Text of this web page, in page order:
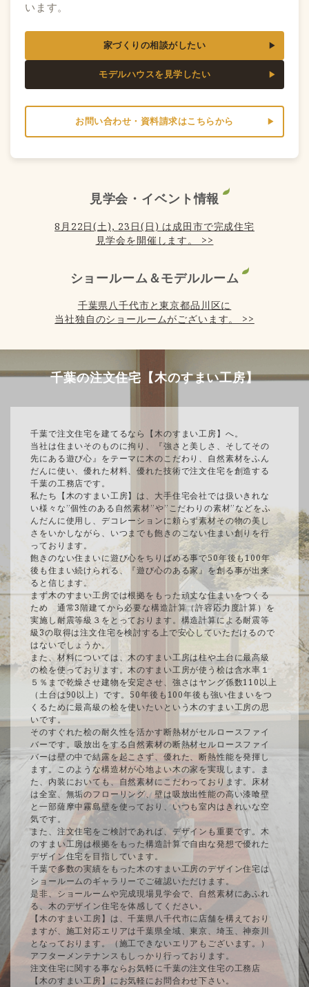
います。
家づくりの相談がしたい
モデルハウスを見学したい
お問い合わせ・資料請求はこちらから
見学会・イベント情報
8月22日(土), 23日(日) は成田市で完成住宅
見学会を開催します。 >>
ショールーム＆モデルルーム
千葉県八千代市と東京都品川区に
当社独自のショールームがございます。 >>
千葉の注文住宅【木のすまい工房】
千葉で注文住宅を建てるなら【木のすまい工房】へ。
当社は住まいそのものに拘り、『強さと美しさ、そしてその
先にある遊び心』をテーマに木のこだわり、自然素材をふん
だんに使い、優れた材料、優れた技術で注文住宅を創造する
千葉の工務店です。
私たち【木のすまい工房】は、大手住宅会社では扱いきれな
い様々な”個性のある自然素材”や”こだわりの素材”などをふ
んだんに使用し、デコレーションに頼らず素材その物の美し
さをいかしながら、いつまでも飽きのこない住まい創りを行
っております。
飽きのない住まいに遊び心をちりばめる事で50年後も100年
後も住まい続けられる、『遊び心のある家』を創る事が出来
ると信じます。
まず木のすまい工房では根拠をもった頑丈な住まいをつくる
ため 通常3階建てから必要な構造計算（許容応力度計算）を
実施し耐震等級３をとっております。構造計算による耐震等
級3の取得は注文住宅を検討する上で安心していただけるので
はないでしょうか。
また、材料については、木のすまい工房は柱や土台に最高級
の桧を使っております。木のすまい工房が使う桧は含水率１
５％まで乾燥させ建物を安定させ、強さはヤング係数110以上
（土台は90以上）です。50年後も100年後も強い住まいをつ
くるために最高級の桧を使いたいという木のすまい工房の思
いです。
そのすぐれた桧の耐久性を活かす断熱材がセルロースファイ
バーです。吸放出をする自然素材の断熱材セルロースファイ
バーは壁の中で結露を起こさず、優れた、断熱性能を発揮し
ます。このような構造材が心地よい木の家を実現します。ま
た、内装においても、自然素材にこだわっております。床材
は全室、無垢のフローリング、壁は吸放出性能の高い漆喰壁
と一部薩摩中霧島壁を使っており、いつも室内はきれいな空
気です。
また、注文住宅をご検討であれば、デザインも重要です。木
のすまい工房は根拠をもった構造計算で自由な発想で優れた
デザイン住宅を目指しています。
千葉で多数の実績をもった木のすまい工房のデザイン住宅は
ショールームのギャラリーでご確認いただけます。
是非、ショールームや完成現場見学会で、自然素材にあふれ
る、木のデザイン住宅を体感してください。
【木のすまい工房】は、千葉県八千代市に店舗を構えており
ますが、施工対応エリアは千葉県全域、東京、埼玉、神奈川
となっております。（施工できないエリアもございます。）
アフターメンテナンスもしっかり行っております。
注文住宅に関する事ならお気軽に千葉の注文住宅の工務店
【木のすまい工房】にお気軽にお問合わせ下さい。